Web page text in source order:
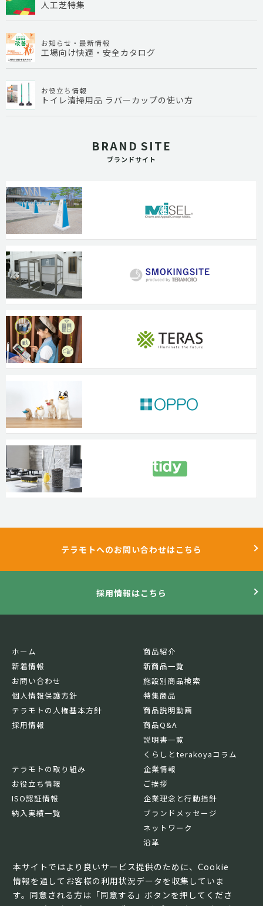
人工芝特集
お知らせ・最新情報
工場向け快適・安全カタログ
お役立ち情報
トイレ清掃用品 ラバーカップの使い方
BRAND SITE
ブランドサイト
本サイトではより良いサービス提供のために、Cookie
情報を通してお客様の利用状況データを収集していま
す。同意される方は「同意する」ボタンを押してくださ
テラモトへのお問い合わせはこちら
採用情報はこちら
ホーム
新着情報
お問い合わせ
個人情報保護方針
テラモトの人権基本方針
採用情報
商品紹介
新商品一覧
施設別商品検索
特集商品
商品説明動画
商品Q&A
説明書一覧
くらしとterakoyaコラム
テラモトの取り組み
お役立ち情報
ISO認証情報
納入実績一覧
企業情報
ご挨拶
企業理念と行動指針
ブランドメッセージ
ネットワーク
沿革